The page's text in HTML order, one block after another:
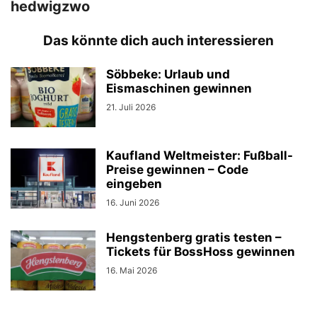
hedwigzwo
Das könnte dich auch interessieren
Söbbeke: Urlaub und
Eismaschinen gewinnen
21. Juli 2026
Kaufland Weltmeister: Fußball-
Preise gewinnen – Code
eingeben
16. Juni 2026
Hengstenberg gratis testen –
Tickets für BossHoss gewinnen
16. Mai 2026